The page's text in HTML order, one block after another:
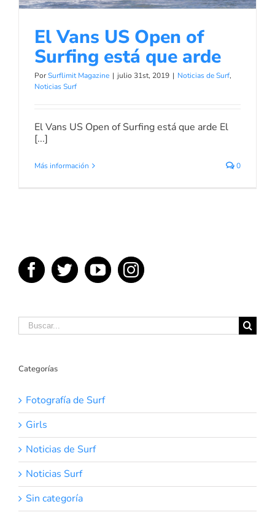
El Vans US Open of
Surfing está que arde
PorSurflimit Magazine | julio 31st, 2019 | Noticias de Surf,
Noticias Surf
El Vans US Open of Surfing está que arde El
[...]
Más información 0
Buscar:
Categorías
Fotografía de Surf
Girls
Noticias de Surf
Noticias Surf
Sin categoría